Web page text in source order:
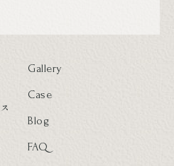
Gallery
Case
Blog
FAQ